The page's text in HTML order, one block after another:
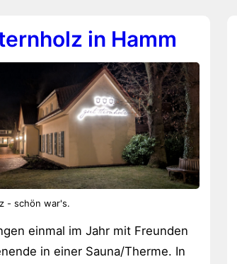
in Hamm
- schön war's.
einmal im Jahr mit Freunden
in einer Sauna/Therme. In